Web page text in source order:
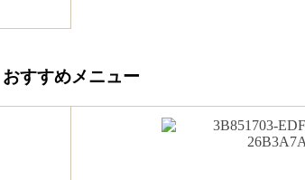
おすすめメニュー